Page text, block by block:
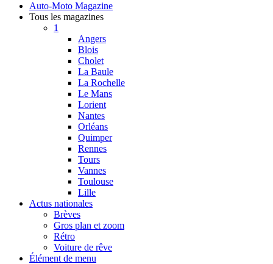
Auto-Moto Magazine
Tous les magazines
1
Angers
Blois
Cholet
La Baule
La Rochelle
Le Mans
Lorient
Nantes
Orléans
Quimper
Rennes
Tours
Vannes
Toulouse
Lille
Actus nationales
Brèves
Gros plan et zoom
Rétro
Voiture de rêve
Élément de menu